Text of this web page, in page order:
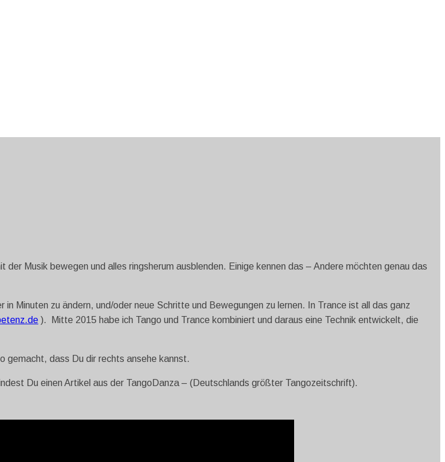
Musik bewegen und alles ringsherum ausblenden. Einige kennen das – Andere möchten genau das
Minuten zu ändern, und/oder neue Schritte und Bewegungen zu lernen. In Trance ist all das ganz
). Mitte 2015 habe ich Tango und Trance kombiniert und daraus eine Technik entwickelt, die
gemacht, dass Du dir rechts ansehe kannst.
Du einen Artikel aus der TangoDanza – (Deutschlands größter Tangozeitschrift).